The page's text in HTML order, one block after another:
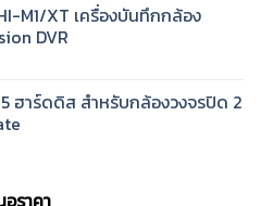
M1/XT เครื่องบันทึกกล้อง
DVR
ฮาร์ดดิส สำหรับกล้องวงจรปิด 2